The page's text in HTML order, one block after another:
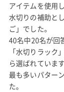
アイテムを使用
水切りの補助と
ご」でした。
40名中20名が回
「水切りラッ
ら選ばれています
最も多いパター
た。